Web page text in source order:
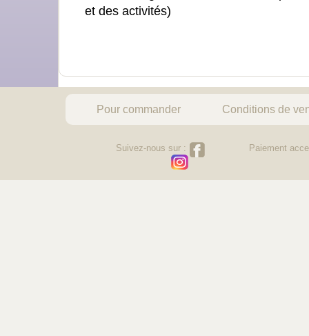
et des activités)
Pour commander Conditions de
Suivez-nous sur : Paiement